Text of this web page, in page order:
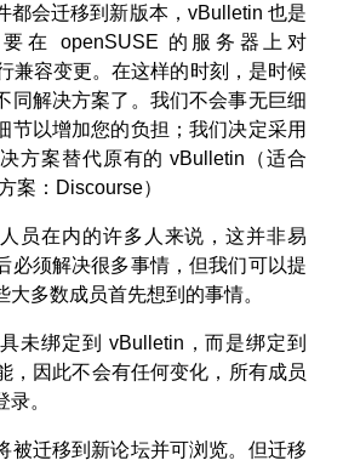
都会迁移到新版本，vBulletin 也是
在 openSUSE 的服务器上对
兼容变更。在这样的时刻，是时候
同解决方案了。我们不会事无巨细
节以增加您的负担；我们决定采用
方案替代原有的 vBulletin（适合
案：Discourse）
员在内的许多人来说，这并非易
必须解决很多事情，但我们可以提
大多数成员首先想到的事情。
未绑定到 vBulletin，而是绑定到
，因此不会有任何变化，所有成员
。
被迁移到新论坛并可浏览。但迁移